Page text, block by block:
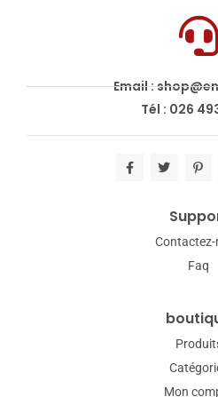
Email :
Tél : 026
Contactez-
Faq
Mon